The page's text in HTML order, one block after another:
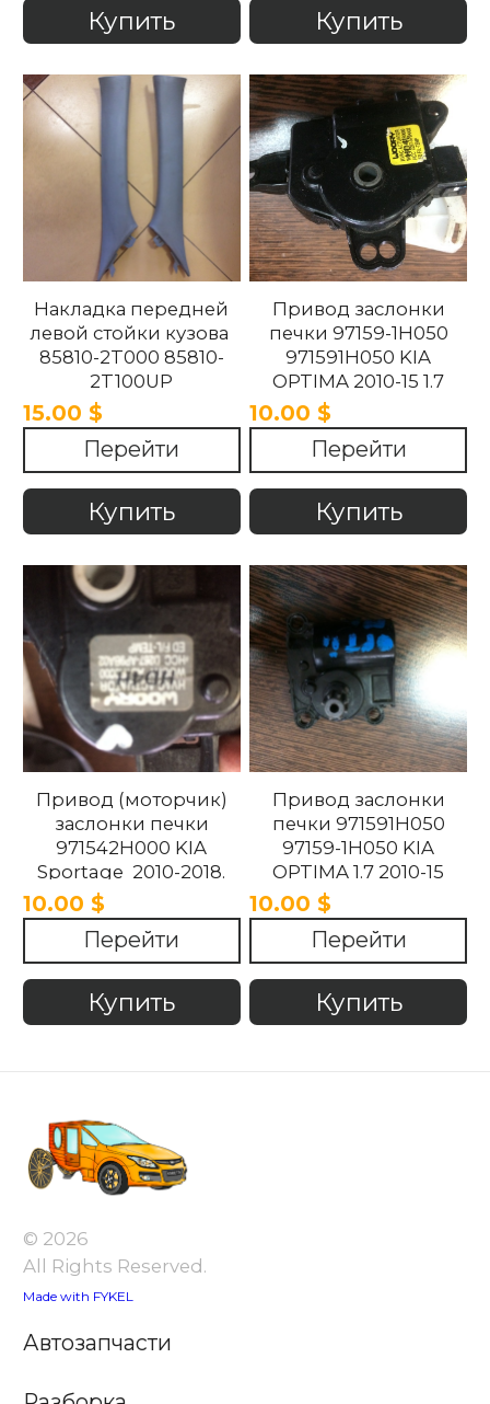
Купить Купить
Накладка передней
левой стойки кузова
85810-2T000 85810-
2T100UP
858102T100UP
858102T000 Kia
Optima 2010 -2015.
15.00 $
Перейти
Купить
Привод заслонки
печки 97159-1H050
971591H050 KIA
OPTIMA 2010-15 1.7
10.00 $
Перейти
Купить
Привод (моторчик)
заслонки печки
971542H000 KIA
Sportage 2010-2018.
10.00 $
Перейти
Купить
Привод заслонки
печки 971591H050
97159-1H050 KIA
OPTIMA 1.7 2010-15
10.00 $
Перейти
Купить
© 2026
All Rights Reserved.
Made with FYKEL
Автозапчасти